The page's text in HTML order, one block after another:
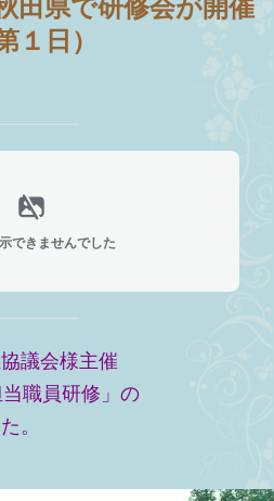
田県で研修会が開催
日）
できませんでした
議会様主催
職員研修」の
。